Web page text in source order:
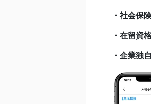
・社会保
・在留資
・企業独